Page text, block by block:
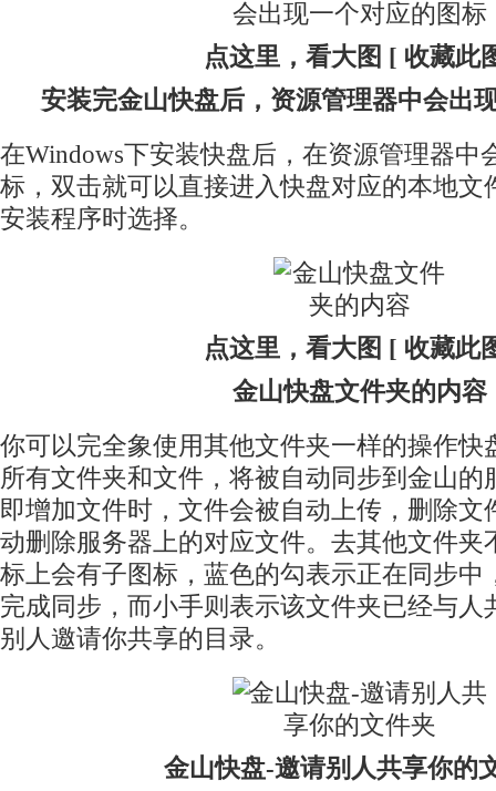
点这里，看大图 [ 收藏此
安装完金山快盘后，资源管理器中会出
在Windows下安装快盘后，在资源管理器中
标，双击就可以直接进入快盘对应的本地文
安装程序时选择。
点这里，看大图 [ 收藏此
金山快盘文件夹的内容
你可以完全象使用其他文件夹一样的操作快
所有文件夹和文件，将被自动同步到金山的
即增加文件时，文件会被自动上传，删除文
动删除服务器上的对应文件。去其他文件夹
标上会有子图标，蓝色的勾表示正在同步中
完成同步，而小手则表示该文件夹已经与人
别人邀请你共享的目录。
金山快盘-邀请别人共享你的